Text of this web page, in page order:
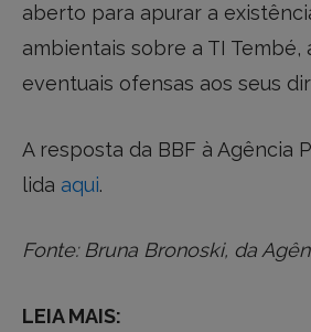
aberto para apurar a
ambientais sobre a TI Tembé,
eventuais ofensas aos seus
A resposta da BBF à Agência
lida aqui.
Fonte: Bruna Bronoski, da
LEIA MAIS: